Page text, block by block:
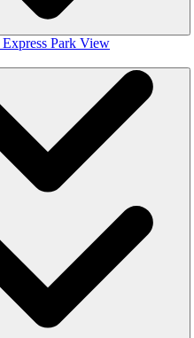
Express Park View